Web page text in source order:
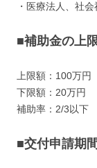
・医療法人、社
■補助金の上
上限額：100万円
下限額：20万円
補助率：2/3以下
■交付申請期